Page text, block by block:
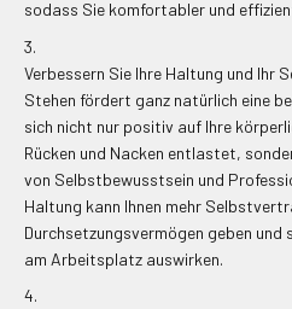
sodass Sie komfortabler und
Verbessern Sie Ihre Haltung und Ihr
Stehen fördert ganz natürlich eine
sich nicht nur positiv auf Ihre
Rücken und Nacken entlastet,
von Selbstbewusstsein und
Haltung kann Ihnen mehr
Durchsetzungsvermögen geben
am Arbeitsplatz auswirken.